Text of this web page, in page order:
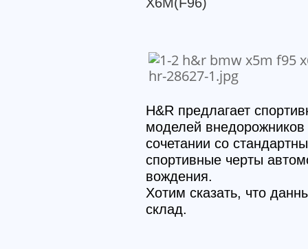
H&R предлагает
моделей
сочетании со
спортивные черты
вождения.
Хотим сказать, что
склад.